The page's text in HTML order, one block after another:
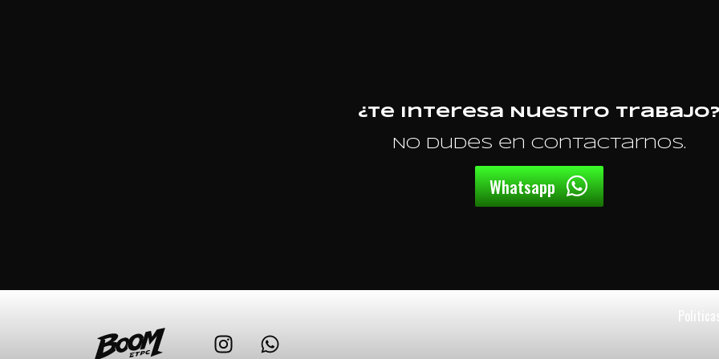
¿Te interesa Nuestro trabajo?
No dudes en contactarnos.
Whatsapp